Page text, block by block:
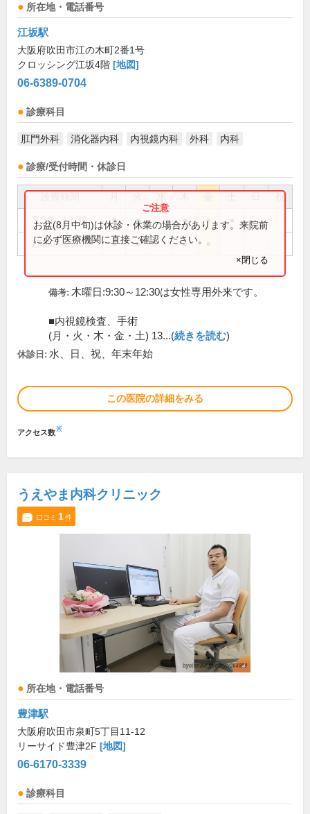
所在地・電話番号
江坂駅
大阪府吹田市江の木町2番1号
クロッシング江坂4階 [地図]
06-6389-0704
診療科目
肛門外科 消化器内科 内視鏡内科 外科 内科
診療/受付時間・休診日
祝
9:30～12:30 ● ● ● ●
17:00～19:00 ● ● ●
お盆(8月中旬)は休診・休業の場合があります。来院前
に必ず医療機関に直接ご確認ください。
×閉じる
備考: 木曜日:9:30～12:30は女性専用外来です。
■内視鏡検査、手術
(月・火・木・金・土) 13...(続きを読む)
休診日: 水、日、祝、年末年始
この医院の詳細をみる
アクセス数※
うえやま内科クリニック
口コミ 1件
所在地・電話番号
豊津駅
大阪府吹田市泉町5丁目11-12
リーサイド豊津2F [地図]
06-6170-3339
診療科目